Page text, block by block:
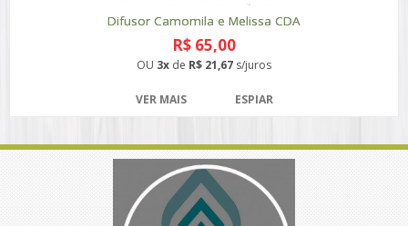
Difusor Camomila e Melissa CDA
R$ 65,00
OU 3x de R$ 21,67 s/juros
VER MAIS ESPIAR